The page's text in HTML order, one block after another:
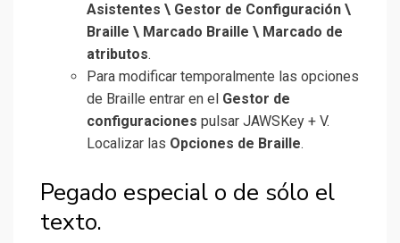
Asistentes \ Gestor de Configuración \
Braille \ Marcado Braille \ Marcado de
atributos.
Para modificar temporalmente las opciones
de Braille entrar en el Gestor de
configuraciones pulsar JAWSKey + V.
Localizar las Opciones de Braille.
Pegado especial o de sólo el
texto.